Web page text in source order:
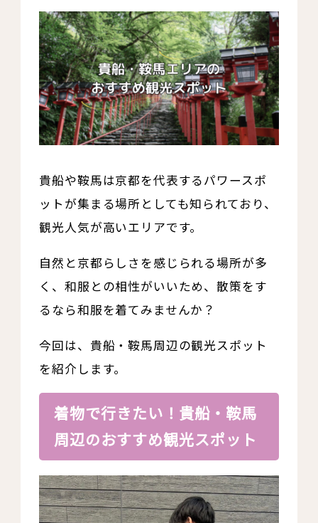
貴船や鞍馬は京都を代表するパワースポ
ットが集まる場所としても知られており、
観光人気が高いエリアです。
自然と京都らしさを感じられる場所が多
く、和服との相性がいいため、散策をす
るなら和服を着てみませんか？
今回は、貴船・鞍馬周辺の観光スポット
を紹介します。
着物で行きたい！貴船・鞍馬
周辺のおすすめ観光スポット